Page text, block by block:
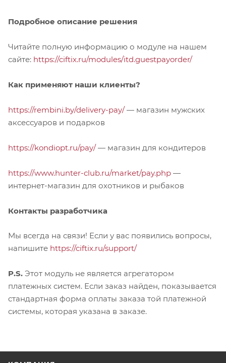
Подробное описание решения
Читайте полную информацию о модуле на нашем
сайте: https://ciftix.ru/modules/itd.guestpayorder/
Как применяют наши клиенты?
https://rembini.by/delivery-pay/— магазин мужских
аксессуаров и подарков
https://kondiopt.ru/pay/— магазин для кондитеров
https://www.hunter-club.ru/market/pay.php —
интернет-магазин для охотников и рыбаков
Контакты разработчика
Мы всегда на связи! Если у вас появились вопросы,
напишите https://ciftix.ru/support/
P.S. Этот модуль не является агрегатором
платежных систем. Если заказ найден, показывается
стандартная форма оплаты заказа той платежной
системы, которая указана в заказе.